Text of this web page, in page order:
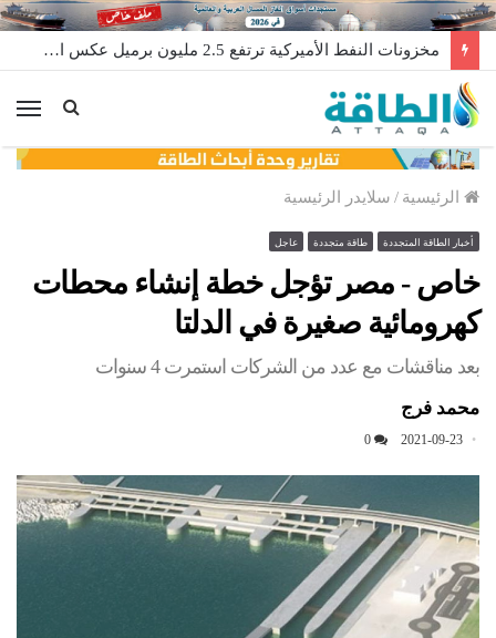
مخزونات النفط الأميركية ترتفع 2.5 مليون برميل عكس التوقعات
الرئيسية / سلايدر الرئيسية
أخبار الطاقة المتجددة طاقة متجددة عاجل
خاص - مصر تؤجل خطة إنشاء محطات
كهرومائية صغيرة في الدلتا
بعد مناقشات مع عدد من الشركات استمرت 4 سنوات
محمد فرج
2021-09-23
0